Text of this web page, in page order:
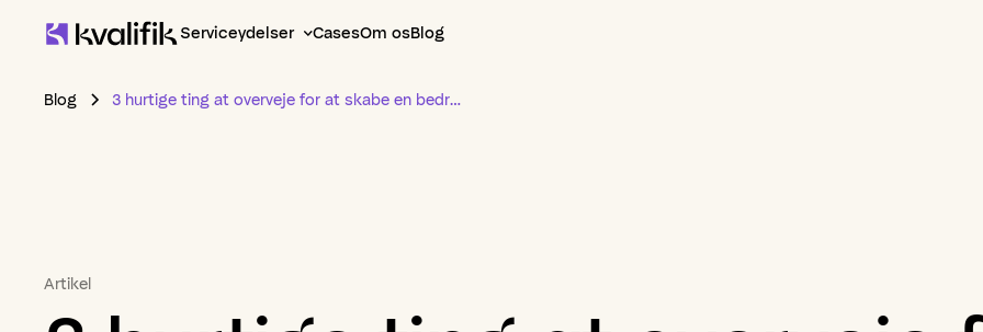
Serviceydelser CasesOm osBlog
Blog 3 hurtige ting at overveje for at skabe en bedre digital oplevelse
Artikel